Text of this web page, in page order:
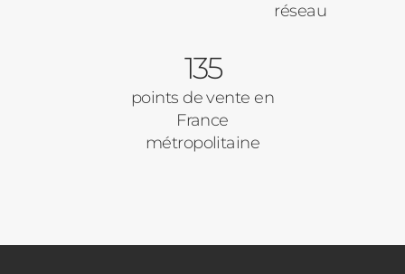
Volets Roulants
Pergolas
réseau
135
points de vente en
France
métropolitaine